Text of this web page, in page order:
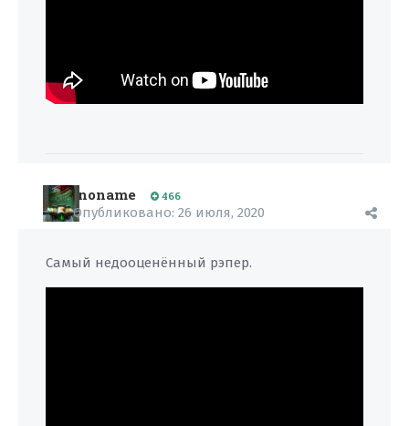
noname 466
Опубликовано: 26 июля, 2020
Самый недооценённый рэпер.